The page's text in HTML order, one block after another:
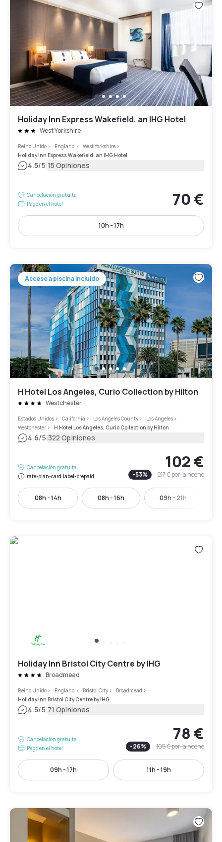
Holiday Inn Express Wakefield, an IHG Hotel
West Yorkshire
Reino Unido > England > West Yorkshire >
Holiday Inn Express Wakefield, an IHG Hotel
4.5/5|15 Opiniones
Cancelación gratuita
Pago en el hotel
70 €
10h - 17h
Acceso a piscina incluido
H Hotel Los Angeles, Curio Collection by Hilton
Westchester
Estados Unidos > California > Los Angeles County > Los Angeles >
Westchester > H Hotel Los Angeles, Curio Collection by Hilton
4.6/5|322 Opiniones
Cancelación gratuita
rate-plan-card.label-prepaid
102 €
-53% 217 €por la noche
08h - 14h 08h - 16h 09h - 21h
Holiday Inn Bristol City Centre by IHG
Broadmead
Reino Unido > England > Bristol City > Broadmead >
Holiday Inn Bristol City Centre by IHG
4.5/5|71 Opiniones
Cancelación gratuita
Pago en el hotel
78 €
-26% 105 €por la noche
09h - 17h 11h - 19h